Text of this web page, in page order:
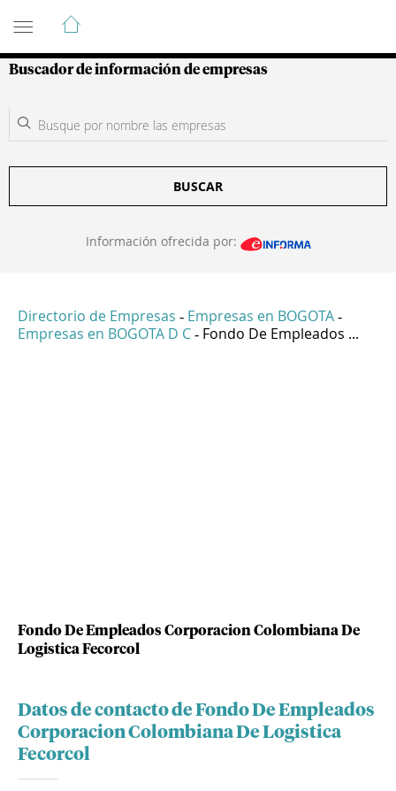
Guía de Empresas Colombianas
Buscador de información de empresas
BUSCAR
Información ofrecida por:
Directorio de Empresas - Empresas en BOGOTA -
Empresas en BOGOTA D C - Fondo De Empleados ...
Fondo De Empleados Corporacion Colombiana De
Logistica Fecorcol
Datos de contacto de Fondo De Empleados
Corporacion Colombiana De Logistica
Fecorcol